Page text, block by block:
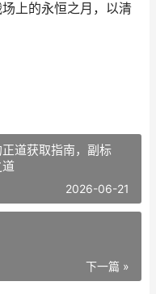
上的永恒之月，以清
道获取指南，副标
2026-06-21
下一篇 »